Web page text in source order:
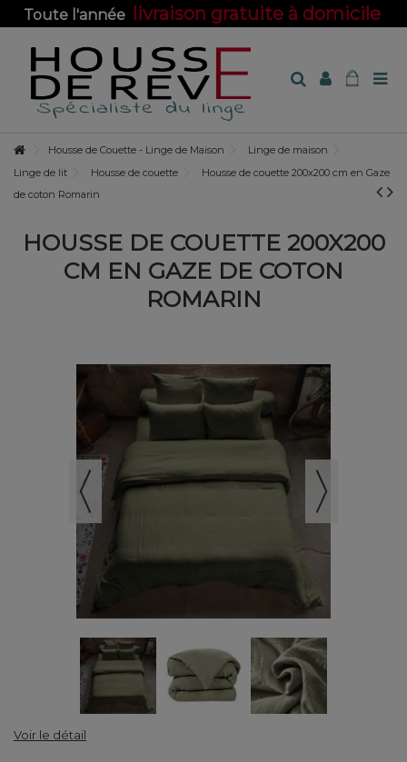
Toute l'année livraison gratuite à domicile
Housse de Couette - Linge de Maison
Linge de maison
Linge de lit
Housse de couette
Housse de couette 200x200 cm en Gaze
de coton Romarin
HOUSSE DE COUETTE 200X200
CM EN GAZE DE COTON
ROMARIN
Voir le détail